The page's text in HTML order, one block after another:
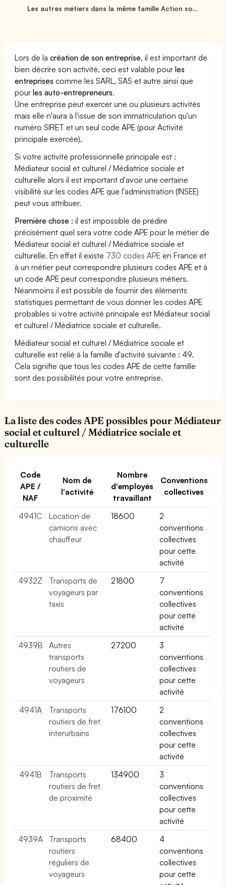
Les autres métiers dans la même famille Action so...
Lors de lacréation de son entreprise, il est important de
bien décrire son activité, ceci est valable pourles
entreprises comme les SARL, SAS et autre ainsi que
pourles auto-entrepreneurs.
Une entreprise peut exercer une ou plusieurs activités
mais elle n'aura à l'issue de son immatriculation qu'un
numéro SIRET et un seul code APE (pour Activité
principale exercée).
Si votre activité professionnelle principale est :
Médiateur social et culturel / Médiatrice sociale et
culturelle alors il est important d'avoir une certaine
visibilité sur les codes APE que l'administration (INSEE)
peut vous attribuer.
Première chose : il est impossible de prédire
précisément quel sera votre code APE pour le métier de
Médiateur social et culturel / Médiatrice sociale et
culturelle. En effet il existe 730 codes APE en France et
à un métier peut correspondre plusieurs codes APE et à
un code APE peut correspondre plusieurs métiers.
Néanmoins il est possible de fournir des éléments
statistiques permettant de vous donner les codes APE
probables si votre activité principale est Médiateur social
et culturel / Médiatrice sociale et culturelle.
Médiateur social et culturel / Médiatrice sociale et
culturelle est relié à la famille d'activité suivante : 49.
Cela signifie que tous les codes APE de cette famille
sont des possibilités pour votre entreprise.
La liste des codes APE possibles pour Médiateur
social et culturel / Médiatrice sociale et
culturelle
Code
APE /
NAF
Nom de
l'activité
Nombre
d'employés
travaillant
Conventions
collectives
4941C
Location de
camions avec
chauffeur
18600
2
conventions
collectives
pour cette
activité
4932Z
Transports de
voyageurs par
taxis
21800
7
conventions
collectives
pour cette
activité
4939B
Autres
transports
routiers de
voyageurs
27200
3
conventions
collectives
pour cette
activité
4941A
Transports
routiers de fret
interurbains
176100
2
conventions
collectives
pour cette
activité
4941B
Transports
routiers de fret
de proximité
134900
3
conventions
collectives
pour cette
activité
4939A
Transports
routiers
réguliers de
voyageurs
68400
4
conventions
collectives
pour cette